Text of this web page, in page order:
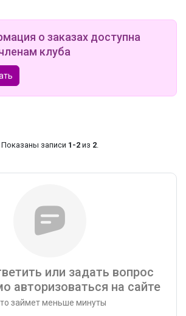
о заказах доступна
клуба
Показаны записи 1-2 из 2.
или задать вопрос
авторизоваться на сайте
займет меньше минуты